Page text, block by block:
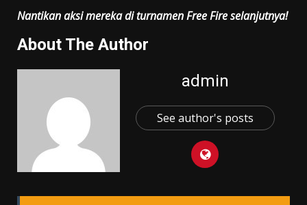
Nantikan aksi mereka di turnamen Free Fire selanjutnya!
About The Author
admin
See author's posts